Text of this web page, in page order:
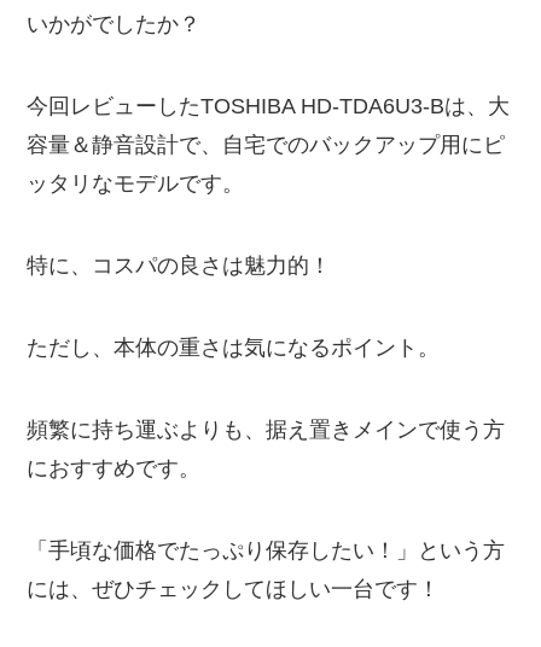
いかがでしたか？
今回レビューしたTOSHIBA HD-TDA6U3-Bは、大
容量＆静音設計で、自宅でのバックアップ用にピ
ッタリなモデルです。
特に、コスパの良さは魅力的！
ただし、本体の重さは気になるポイント。
頻繁に持ち運ぶよりも、据え置きメインで使う方
におすすめです。
「手頃な価格でたっぷり保存したい！」という方
には、ぜひチェックしてほしい一台です！